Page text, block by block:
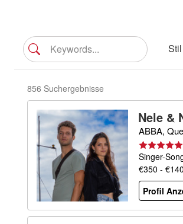
Stil
856 Suchergebnisse
Nele &
ABBA,
Singer-
€350 -
Profil